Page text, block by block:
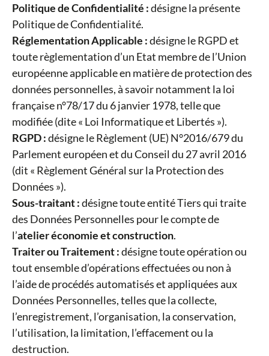
Politique de Confidentialité :désigne la présente
Politique de Confidentialité.
Réglementation Applicable :désigne le RGPD et
toute règlementation d’un Etat membre de l’Union
européenne applicable en matière de protection des
données personnelles, à savoir notamment la loi
française n°78/17 du 6 janvier 1978, telle que
modifiée (dite « Loi Informatique et Libertés »).
RGPD :désigne le Règlement (UE) N°2016/679 du
Parlement européen et du Conseil du 27 avril 2016
(dit « Règlement Général sur la Protection des
Données »).
Sous-traitant :désigne toute entité Tiers qui traite
des Données Personnelles pour le compte de
l’atelier économie et construction.
Traiter ou Traitement :désigne toute opération ou
tout ensemble d’opérations effectuées ou non à
l’aide de procédés automatisés et appliquées aux
Données Personnelles, telles que la collecte,
l’enregistrement, l’organisation, la conservation,
l’utilisation, la limitation, l’effacement ou la
destruction.